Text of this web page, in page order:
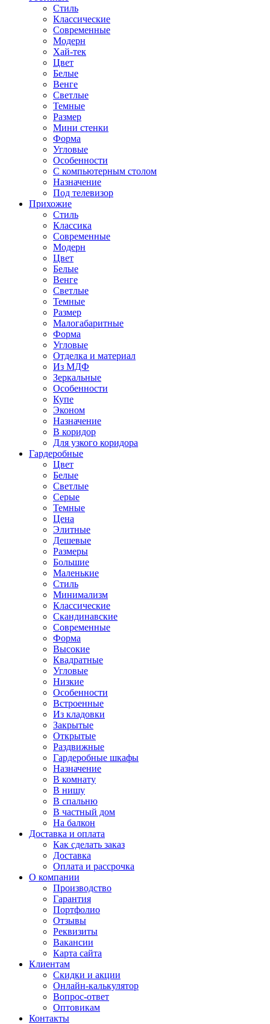
Стиль
Классические
Современные
Модерн
Хай-тек
Цвет
Белые
Венге
Светлые
Темные
Размер
Мини стенки
Форма
Угловые
Особенности
С компьютерным столом
Назначение
Под телевизор
Прихожие
Стиль
Классика
Современные
Модерн
Цвет
Белые
Венге
Светлые
Темные
Размер
Малогабаритные
Форма
Угловые
Отделка и материал
Из МДФ
Зеркальные
Особенности
Купе
Эконом
Назначение
В коридор
Для узкого коридора
Гардеробные
Цвет
Белые
Светлые
Серые
Темные
Цена
Элитные
Дешевые
Размеры
Большие
Маленькие
Стиль
Минимализм
Классические
Скандинавские
Современные
Форма
Высокие
Квадратные
Угловые
Низкие
Особенности
Встроенные
Из кладовки
Закрытые
Открытые
Раздвижные
Гардеробные шкафы
Назначение
В комнату
В нишу
В спальню
В частный дом
На балкон
Доставка и оплата
Как сделать заказ
Доставка
Оплата и рассрочка
О компании
Производство
Гарантия
Портфолио
Отзывы
Реквизиты
Вакансии
Карта сайта
Клиентам
Скидки и акции
Онлайн-калькулятор
Вопрос-ответ
Оптовикам
Контакты